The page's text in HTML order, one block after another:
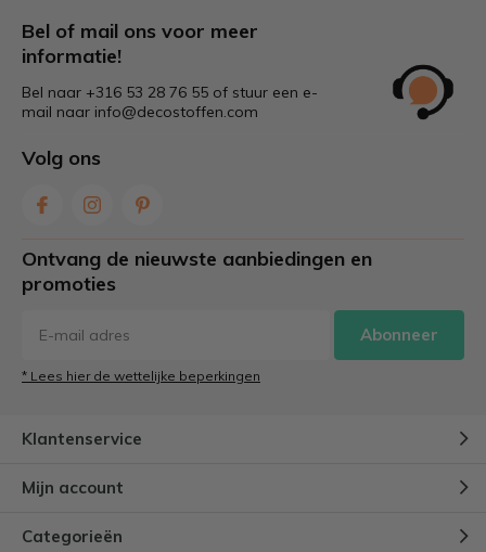
Bel of mail ons voor meer
informatie!
Bel naar +316 53 28 76 55 of stuur een e-
mail naar info@decostoffen.com
Volg ons
Ontvang de nieuwste aanbiedingen en
promoties
Abonneer
* Lees hier de wettelijke beperkingen
Klantenservice
Mijn account
Categorieën